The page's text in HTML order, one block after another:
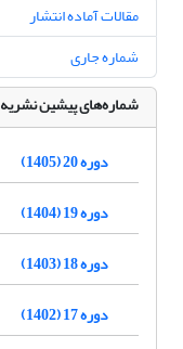
مقالات آماده انتشار
شماره جاری
شماره‌های پیشین نشریه
دوره 20 (1405)
دوره 19 (1404)
دوره 18 (1403)
دوره 17 (1402)